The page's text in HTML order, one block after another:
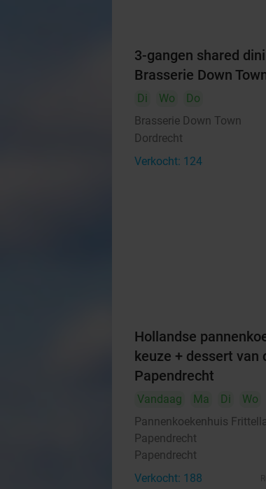
3-gangen shared
Brasserie Down
Di Wo
Do
Brasserie Down Town
Dordrecht
Verkocht: 124
Hollandse
keuze + dessert van
Papendrecht
Vandaag Ma Di Wo
Pannenkoekenhuis
Papendrecht
Papendrecht
Verkocht: 188